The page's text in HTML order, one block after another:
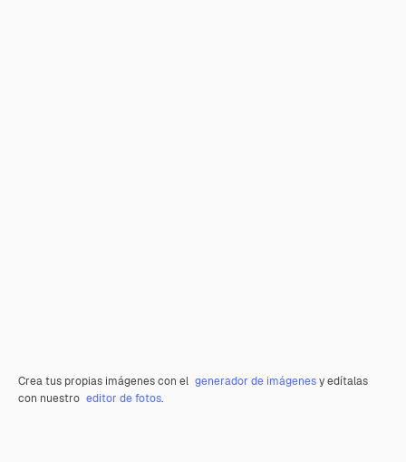
Crea tus propias imágenes con el generador de imágenesy edítalas
con nuestro editor de fotos.